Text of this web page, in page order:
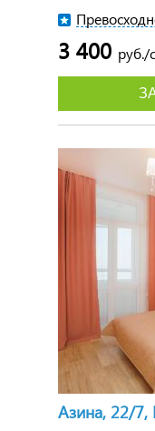
3 400 руб./
Азина, 22/7,